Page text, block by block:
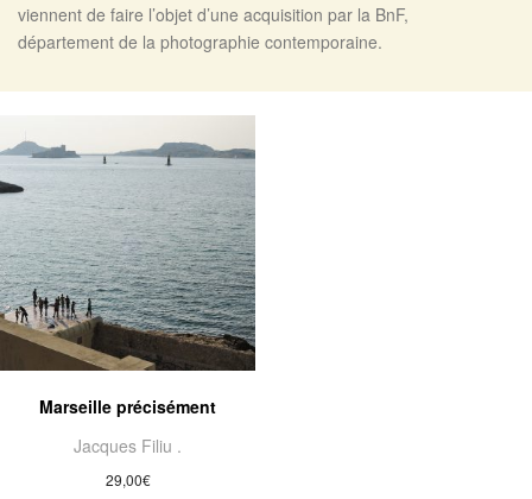
viennent de faire l’objet d’une acquisition par la BnF,
département de la photographie contemporaine.
Marseille précisément
Jacques Filiu .
29,00€